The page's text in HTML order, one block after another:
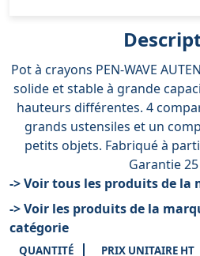
Pot à crayons PEN-WAVE
solide et stable à grande
hauteurs différentes. 4
grands ustensiles et un
petits objets. Fabriqué à
Garantie
-> Voir tous les produits de la
-> Voir les produits de la
catégorie
QUANTITÉ PRIX UNITAIRE HT